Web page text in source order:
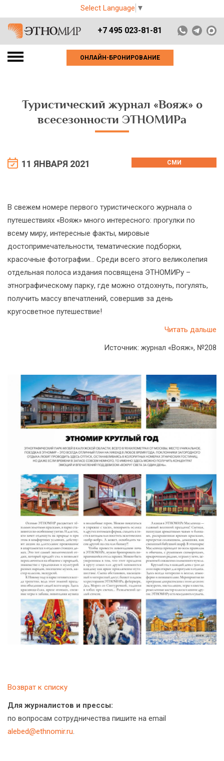
Select Language ▼
+7 495 023-81-81
ОНЛАЙН-БРОНИРОВАНИЕ
Туристический журнал «Вояж» о
всесезонности ЭТНОМИРа
11 ЯНВАРЯ 2021 СМИ
В свежем номере первого туристического журнала о
путешествиях «Вояж» много интересного: прогулки по
всему миру, интересные факты, мировые
достопримечательности, тематические подборки,
красочные фотографии… Среди всего этого великолепия
отдельная полоса издания посвящена ЭТНОМИРу –
этнографическому парку, где можно отдохнуть, погулять,
получить массу впечатлений, совершив за день
кругосветное путешествие!
Читать дальше
Источник: журнал «Вояж», №208
Возврат к списку
Для журналистов и прессы:
по вопросам сотрудничества пишите на email
alebed@ethnomir.ru.